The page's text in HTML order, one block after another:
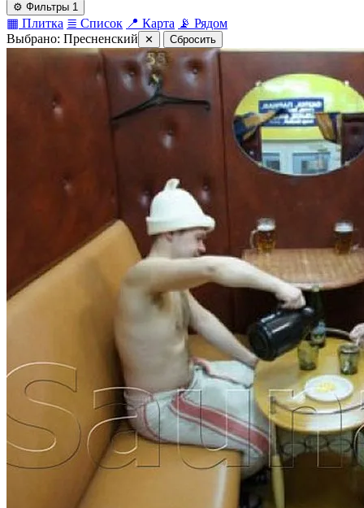
⚙ Фильтры 1
▦ Плитка ≣ Список 📍 Карта 📡 Рядом
Выбрано: Пресненский ✕ Сбросить